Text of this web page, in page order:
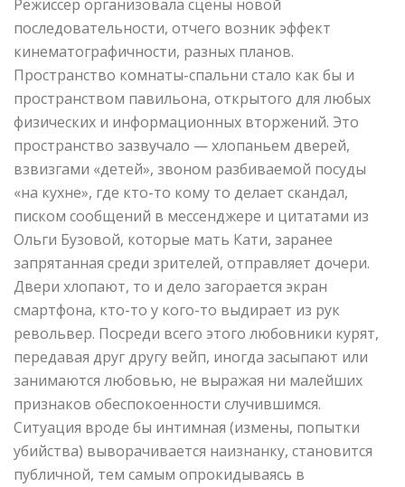
Режиссер организовала сцены новой
последовательности, отчего возник эффект
кинематографичности, разных планов.
Пространство комнаты-спальни стало как бы и
пространством павильона, открытого для любых
физических и информационных вторжений. Это
пространство зазвучало — хлопаньем дверей,
взвизгами «детей», звоном разбиваемой посуды
«на кухне», где кто-то кому то делает скандал,
писком сообщений в мессенджере и цитатами из
Ольги Бузовой, которые мать Кати, заранее
запрятанная среди зрителей, отправляет дочери.
Двери хлопают, то и дело загорается экран
смартфона, кто-то у кого-то выдирает из рук
револьвер. Посреди всего этого любовники курят,
передавая друг другу вейп, иногда засыпают или
занимаются любовью, не выражая ни малейших
признаков обеспокоенности случившимся.
Ситуация вроде бы интимная (измены, попытки
убийства) выворачивается наизнанку, становится
публичной, тем самым опрокидываясь в